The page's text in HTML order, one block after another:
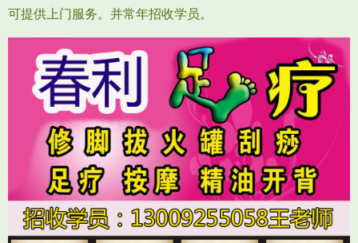
可提供上门服务。并常年招收学员。